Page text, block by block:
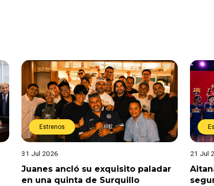
Estrenos
31 Jul 2026
Juanes ancló su exquisito paladar
en una quinta de Surquillo
21 Jul